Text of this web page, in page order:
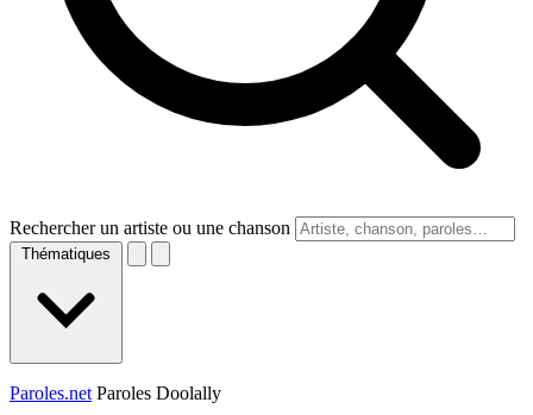
Rechercher un artiste ou une chanson
Thématiques
Paroles.net Paroles Doolally